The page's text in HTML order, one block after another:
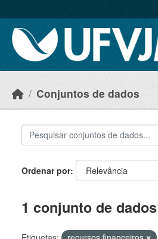
Conjuntos de dados
Ordenar por
1 conjunto de